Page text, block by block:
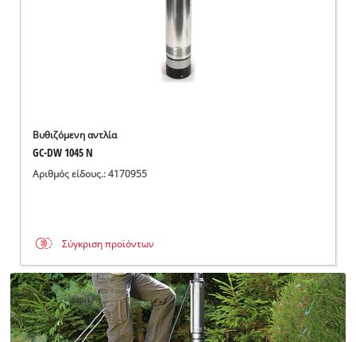
Βυθιζόμενη αντλία
GC-DW 1045 N
Αριθμός είδους.: 4170955
Σύγκριση προϊόντων